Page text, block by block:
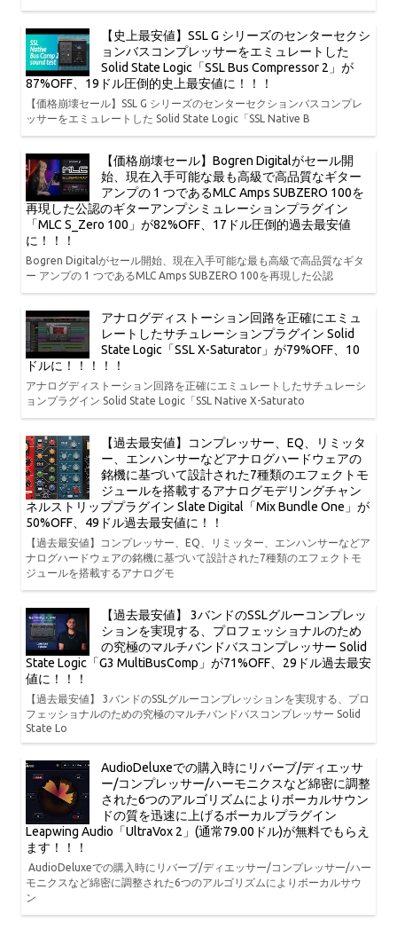
【史上最安値】SSL G シリーズのセンターセクシ
ョンバスコンプレッサーをエミュレートした
Solid State Logic「SSL Bus Compressor 2」が
87%OFF、19ドル圧倒的史上最安値に！！！
【価格崩壊セール】SSL G シリーズのセンターセクションバスコンプレ
ッサーをエミュレートした Solid State Logic「SSL Native B
【価格崩壊セール】Bogren Digitalがセール開
始、現在入手可能な最も高級で高品質なギター
アンプの 1 つであるMLC Amps SUBZERO 100を
再現した公認のギターアンプシミュレーションプラグイン
「MLC S_Zero 100」が82%OFF、17ドル圧倒的過去最安値
に！！！
Bogren Digitalがセール開始、現在入手可能な最も高級で高品質なギタ
ー アンプの 1 つであるMLC Amps SUBZERO 100を再現した公認
アナログディストーション回路を正確にエミュ
レートしたサチュレーションプラグイン Solid
State Logic「SSL X-Saturator」が79%OFF、10
ドルに！！！！！
アナログディストーション回路を正確にエミュレートしたサチュレーシ
ョンプラグイン Solid State Logic「SSL Native X-Saturato
【過去最安値】コンプレッサー、EQ、リミッタ
ー、エンハンサーなどアナログハードウェアの
銘機に基づいて設計された7種類のエフェクトモ
ジュールを搭載するアナログモデリングチャン
ネルストリッププラグイン Slate Digital「Mix Bundle One」が
50%OFF、49ドル過去最安値に！！
【過去最安値】コンプレッサー、EQ、リミッター、エンハンサーなどア
ナログハードウェアの銘機に基づいて設計された7種類のエフェクトモ
ジュールを搭載するアナログモ
【過去最安値】 3バンドのSSLグルーコンプレッ
ションを実現する、プロフェッショナルのため
の究極のマルチバンドバスコンプレッサー Solid
State Logic「G3 MultiBusComp」が71%OFF、29ドル過去最安
値に！！！
【過去最安値】 3バンドのSSLグルーコンプレッションを実現する、プロ
フェッショナルのための究極のマルチバンドバスコンプレッサー Solid
State Lo
AudioDeluxeでの購入時にリバーブ/ディエッサ
ー/コンプレッサー/ハーモニクスなど綿密に調整
された6つのアルゴリズムによりボーカルサウン
ドの質を迅速に上げるボーカルプラグイン
Leapwing Audio「UltraVox 2」(通常79.00ドル)が無料でもらえ
ます！！！
AudioDeluxeでの購入時にリバーブ/ディエッサー/コンプレッサー/ハー
モニクスなど綿密に調整された6つのアルゴリズムによりボーカルサウ
ン